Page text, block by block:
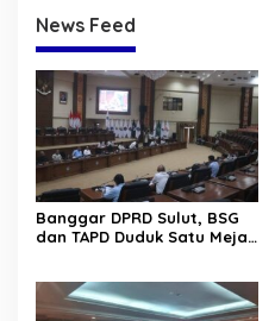
News Feed
Banggar DPRD Sulut, BSG
dan TAPD Duduk Satu Meja.